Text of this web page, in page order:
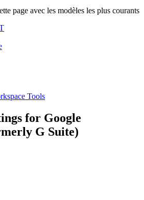
page avec les modèles les plus courants
Tools
for Google
G Suite)